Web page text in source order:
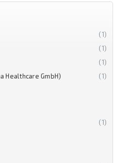
(1)
(1)
(1)
Healthcare GmbH)
(1)
(1)